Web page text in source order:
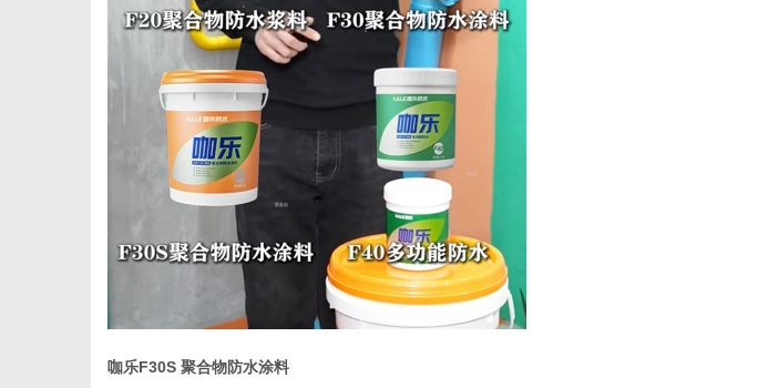
咖乐F30S 聚合物防水涂料